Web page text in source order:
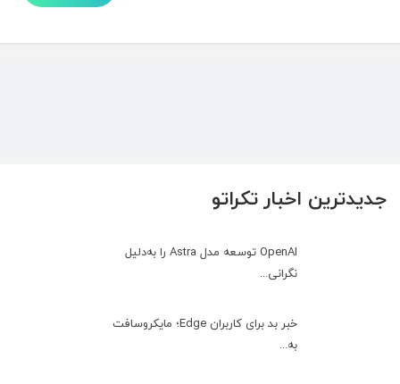
جدیدترین اخبار تکراتو
OpenAI توسعه مدل Astra را به‌دلیل
نگرانی...
خبر بد برای کاربران Edge؛ مایکروسافت
به‌...